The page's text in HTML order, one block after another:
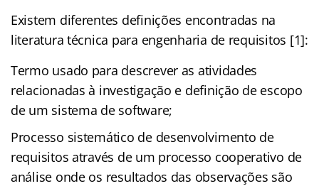
Existem diferentes definições encontradas na
literatura técnica para engenharia de requisitos [1]:
Termo usado para descrever as atividades
relacionadas à investigação e definição de escopo
de um sistema de software;
Processo sistemático de desenvolvimento de
requisitos através de um processo cooperativo de
análise onde os resultados das observações são